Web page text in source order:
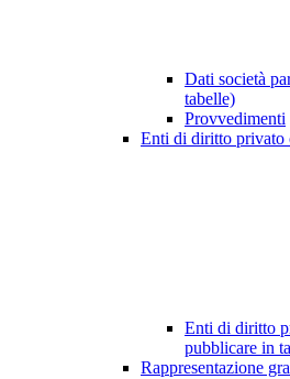
Dati società
tabelle)
Provvedimenti
Enti di diritto privato
Enti di diritto
pubblicare in
Rappresentazione